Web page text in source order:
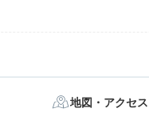
地図・アクセス